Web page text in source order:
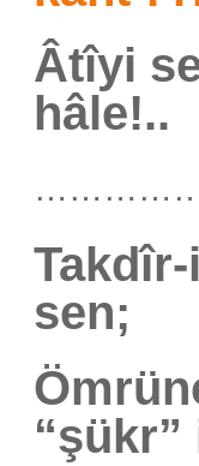
Âtîyi
hâle!..
sen;
“şükr”